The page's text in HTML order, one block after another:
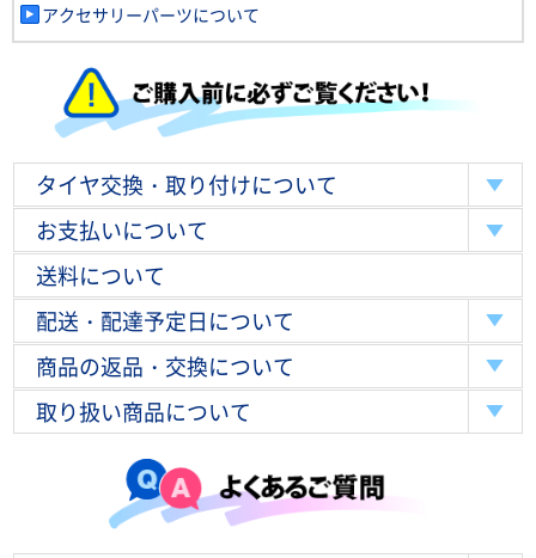
アクセサリーパーツについて
タイヤ交換・取り付けについて
お支払いについて
送料について
配送・配達予定日について
商品の返品・交換について
取り扱い商品について